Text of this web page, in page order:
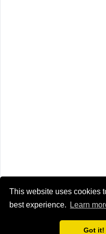
This website uses cookies
best experience.
Learn
Got it!